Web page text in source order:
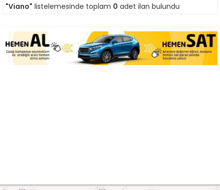
"Viano" listelemesinde toplam 0 adet ilan bulundu